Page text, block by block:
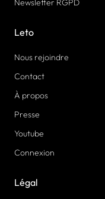
Newsletter RGPD
Leto
Nous rejoindre
Contact
À propos
Presse
Youtube
Connexion
Légal